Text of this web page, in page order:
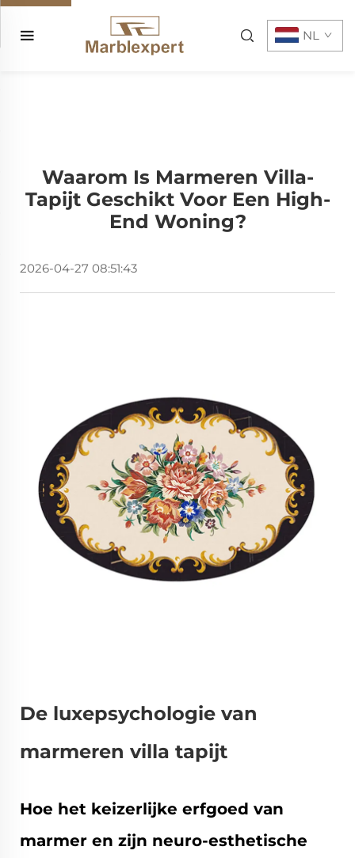
NL
Waarom Is Marmeren Villa-
Tapijt Geschikt Voor Een High-
End Woning?
2026-04-27 08:51:43
De luxepsychologie van
marmeren villa tapijt
Hoe het keizerlijke erfgoed van
marmer en zijn neuro-esthetische